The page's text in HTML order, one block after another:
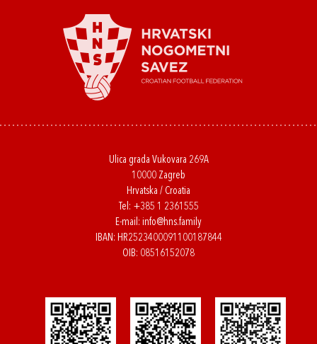
Ulica grada Vukovara 269A
10000 Zagreb
Hrvatska / Croatia
Tel: +385 1 2361555
E-mail: info@hns.family
IBAN: HR2523400091100187844
OIB: 08516152078